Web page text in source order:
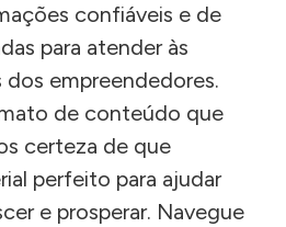
confiáveis e de
para atender às
dos empreendedores.
de conteúdo que
certeza de que
perfeito para ajudar
e prosperar. Navegue